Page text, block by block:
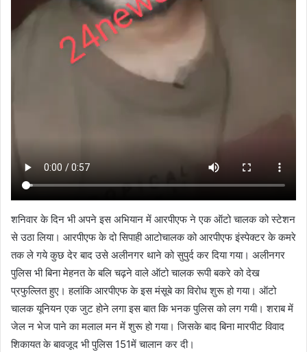
शनिवार के दिन भी अपने इस अभियान में आरपीएफ ने एक ऑटो चालक को स्टेशन
से उठा लिया। आरपीएफ के दो सिपाही आटोचालक को आरपीएफ इंस्पेक्टर के कमरे
तक ले गये कुछ देर बाद उसे अलीनगर थाने को सुपुर्द कर दिया गया। अलीनगर
पुलिस भी बिना मेहनत के बलि चढ़ने वाले ऑटो चालक रूपी बकरे को देख
प्रफुल्लित हुए। हलांकि आरपीएफ के इस मंसूबे का विरोध शुरू हो गया। ऑटो
चालक यूनियन एक जुट होने लगा इस बात कि भनक पुलिस को लग गयी। शराब में
जेल न भेज पाने का मलाल मन में शुरू हो गया। जिसके बाद बिना मारपीट विवाद
शिकायत के बावजूद भी पुलिस 151में चालान कर दी।